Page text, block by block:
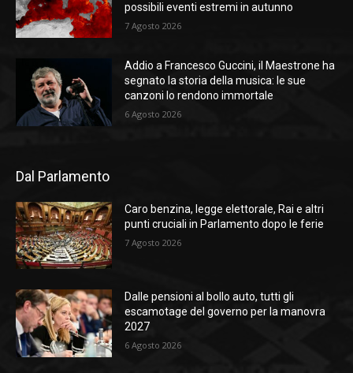
possibili eventi estremi in autunno
7 Agosto 2026
Addio a Francesco Guccini, il Maestrone ha
segnato la storia della musica: le sue
canzoni lo rendono immortale
6 Agosto 2026
Dal Parlamento
Caro benzina, legge elettorale, Rai e altri
punti cruciali in Parlamento dopo le ferie
7 Agosto 2026
Dalle pensioni al bollo auto, tutti gli
escamotage del governo per la manovra
2027
6 Agosto 2026